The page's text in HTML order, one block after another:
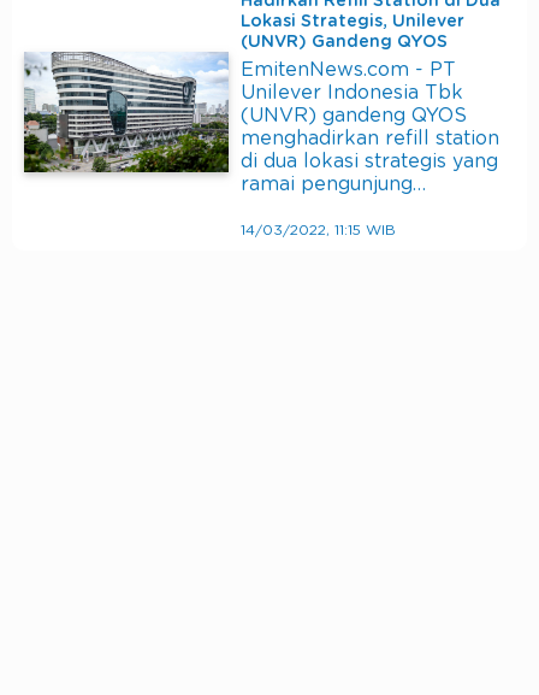
Lokasi Strategis, Unilever
(UNVR) Gandeng QYOS
EmitenNews.com - PT
Unilever Indonesia Tbk
(UNVR) gandeng QYOS
menghadirkan refill station
di dua lokasi strategis yang
ramai pengunjung…
14/03/2022, 11:15 WIB